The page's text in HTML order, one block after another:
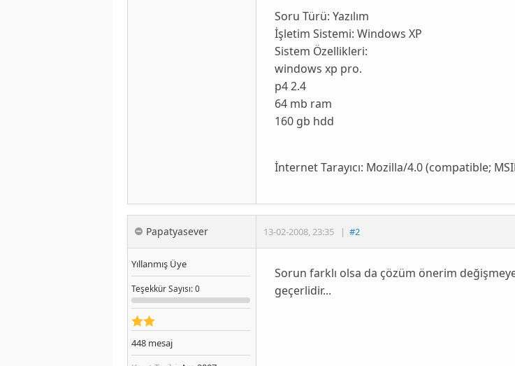
Soru Türü: Yazılım
İşletim Sistemi: Windows XP
Sistem Özellikleri:
windows xp pro.
p4 2.4
64 mb ram
160 gb hdd
İnternet Tarayıcı: Mozilla/4.0 (compatible;
Papatyasever 13-02-2008,23:35 | #2
Yıllanmış Üye
TeşekkürSayısı: 0
448 mesaj
Sorun farklı olsa da çözüm önerim
geçerlidir...